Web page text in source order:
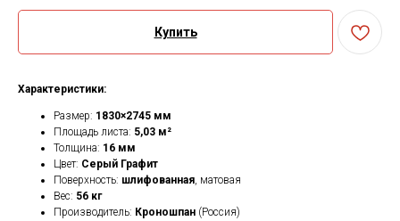
Купить
Характеристики:
Размер: 1830×2745 мм
Площадь листа: 5,03 м²
Толщина: 16 мм
Цвет: Серый Графит
Поверхность: шлифованная, матовая
Вес: 56 кг
Производитель: Кроношпан (Россия)